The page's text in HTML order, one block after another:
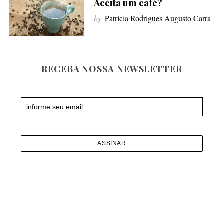
f
o
r
Aceita um café?
by Patrícia Rodrigues Augusto Carra
RECEBA NOSSA NEWSLETTER